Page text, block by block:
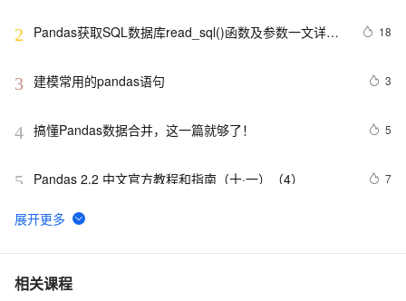
2
Pandas获取SQL数据库read_sql()函数及参数一文详解
18
3 建模常用的pandas语句 3
4 搞懂Pandas数据合并，这一篇就够了！ 5
5 Pandas 2.2 中文官方教程和指南（十·一）（4） 7
6
【Python】已解决：Pandas requires version ‘1.4.0’ or
7 使用Python进行数据清洗与预处理：Pandas和NumPy的
相关课程